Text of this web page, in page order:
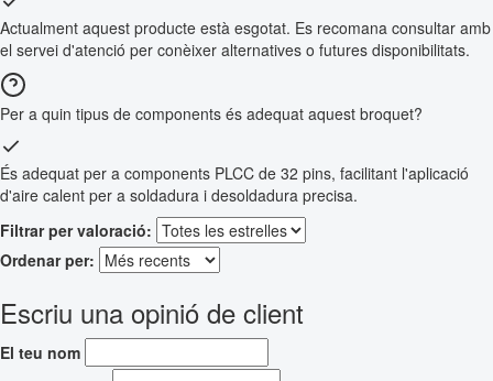
Actualment aquest producte està esgotat. Es recomana consultar amb
el servei d'atenció per conèixer alternatives o futures disponibilitats.
Per a quin tipus de components és adequat aquest broquet?
És adequat per a components PLCC de 32 pins, facilitant l'aplicació
d'aire calent per a soldadura i desoldadura precisa.
Filtrar per valoració:
Ordenar per:
Escriu una opinió de client
El teu nom